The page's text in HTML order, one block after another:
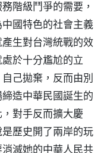
階級鬥爭的需要，
國特色的社會主義
生對台灣統戰的效
於十分尷尬的立
己拋棄，反而由別
造中華民國誕生的
對手反而擴大慶
歷史開了兩岸的玩
滅她的中華人民共